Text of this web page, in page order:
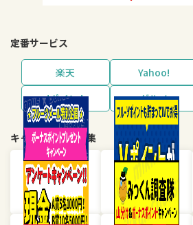
定番サービス
楽天 Yahoo!
dポイント
グルメ
キャンペーン・特集